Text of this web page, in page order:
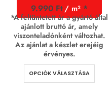
9.990 Ft/ m²
*A feltüntetett ár a gyártó által
ajánlott bruttó ár, amely
viszonteladónként változhat.
Az ajánlat a készlet erejéig
érvényes.
OPCIÓK VÁLASZTÁSA